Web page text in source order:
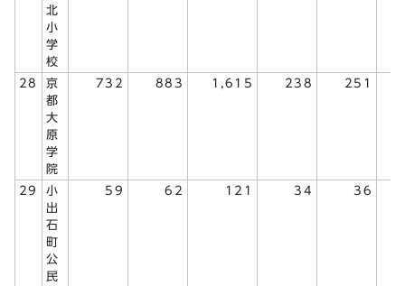
北
小
学
校
28
京
都
大
原
学
院
732 883 1,615 238 251
29
小
出
石
町
公
民
59 62 121 34 36